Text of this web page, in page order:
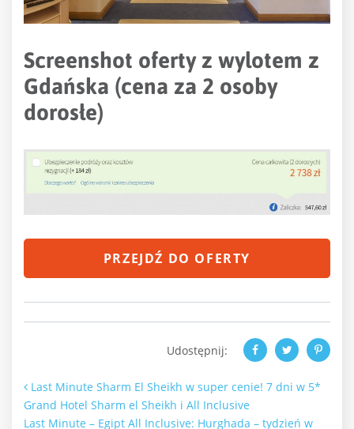
Screenshot oferty z wylotem z
Gdańska (cena za 2 osoby
dorosłe)
PRZEJDŹ DO OFERTY
Udostępnij:
Nawigacja po artykułach
Last Minute Sharm El Sheikh w super cenie! 7 dni w 5*
Grand Hotel Sharm el Sheikh i All Inclusive
Last Minute – Egipt All Inclusive: Hurghada – tydzień w